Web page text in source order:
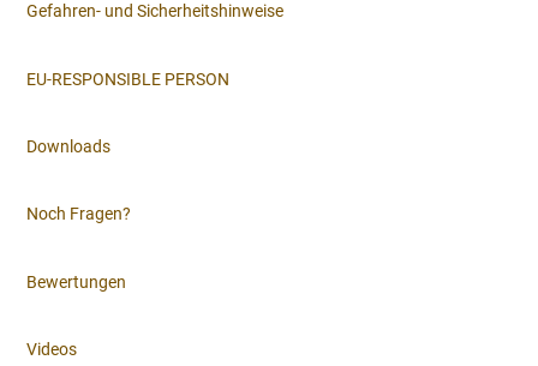
Gefahren- und Sicherheitshinweise
EU-RESPONSIBLE PERSON
Downloads
Noch Fragen?
Bewertungen
Videos